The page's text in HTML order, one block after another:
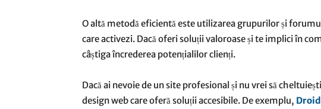
O altă metodă eficientă este utilizarea grupurilor și
care activezi. Dacă oferi soluții valoroase și te implici în
câștiga încrederea potențialilor clienți.
Dacă ai nevoie de un site profesional și nu vrei să
design web care oferă soluții accesibile. De exemplu,